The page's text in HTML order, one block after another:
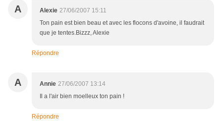
A Alexie 27/06/2007 15:11
Ton pain est bien beau et avec les flocons d'avoine, il faudrait
que je tentes.Bizzz, Alexie
Répondre
A Annie 27/06/2007 13:14
Il a l'air bien moelleux ton pain !
Répondre